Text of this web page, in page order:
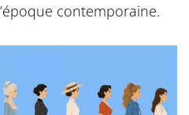
contemporaine.